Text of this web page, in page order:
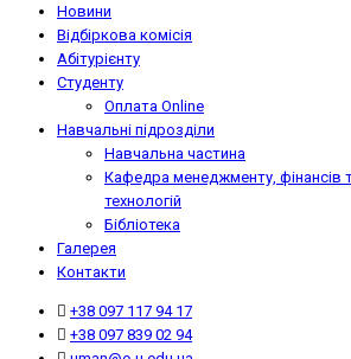
Новини
Відбіркова комісія
Абітурієнту
Студенту
Оплата Online
Навчальні підрозділи
Навчальна частина
Кафедра менеджменту, фінансів
технологій
Бібліотека
Галерея
Контакти
+38 097 117 94 17
+38 097 839 02 94